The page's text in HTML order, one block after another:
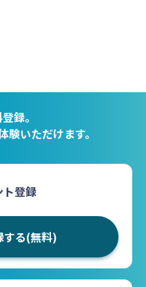
録。
験いただけます。
ト登録
する(無料)